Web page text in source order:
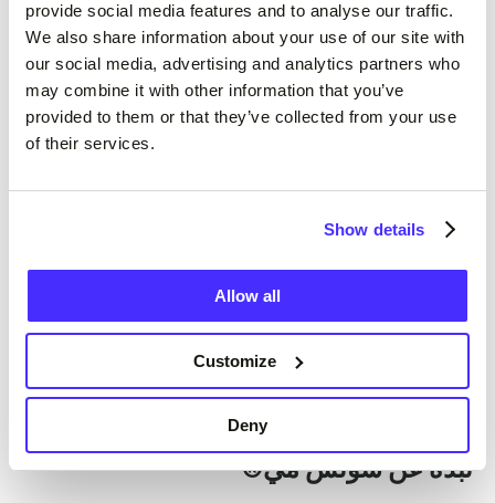
provide social media features and to analyse our traffic.
We also share information about your use of our site with
our social media, advertising and analytics partners who
may combine it with other information that you’ve
provided to them or that they’ve collected from your use
of their services.
Show details
Allow all
Customize
Deny
حسابك."
كيف نستخدم المراجعات
نحن لا نستخدم المراجعات فقط للتربيت على ظهرنا ،
تصنيف منخفض لمعرفة ما حدث في هذا الموقف
مشاريعنا.
نبذة عن سوتس مي®